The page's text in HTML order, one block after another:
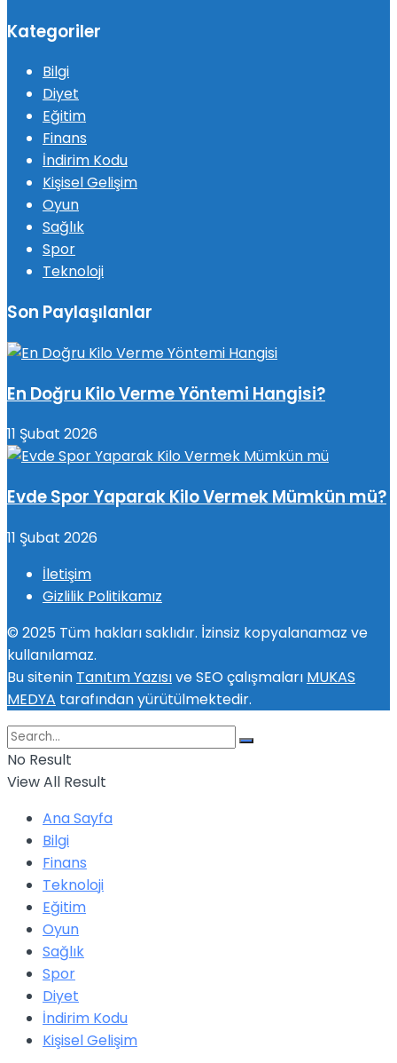
Kategoriler
Bilgi
Diyet
Eğitim
Finans
İndirim Kodu
Kişisel Gelişim
Oyun
Sağlık
Spor
Teknoloji
Son Paylaşılanlar
En Doğru Kilo Verme Yöntemi Hangisi?
11 Şubat 2026
Evde Spor Yaparak Kilo Vermek Mümkün mü?
11 Şubat 2026
İletişim
Gizlilik Politikamız
© 2025 Tüm hakları saklıdır. İzinsiz kopyalanamaz ve
kullanılamaz.
Bu sitenin Tanıtım Yazısıve SEO çalışmaları MUKAS
MEDYA tarafından yürütülmektedir.
No Result
View All Result
Ana Sayfa
Bilgi
Finans
Teknoloji
Eğitim
Oyun
Sağlık
Spor
Diyet
İndirim Kodu
Kişisel Gelişim